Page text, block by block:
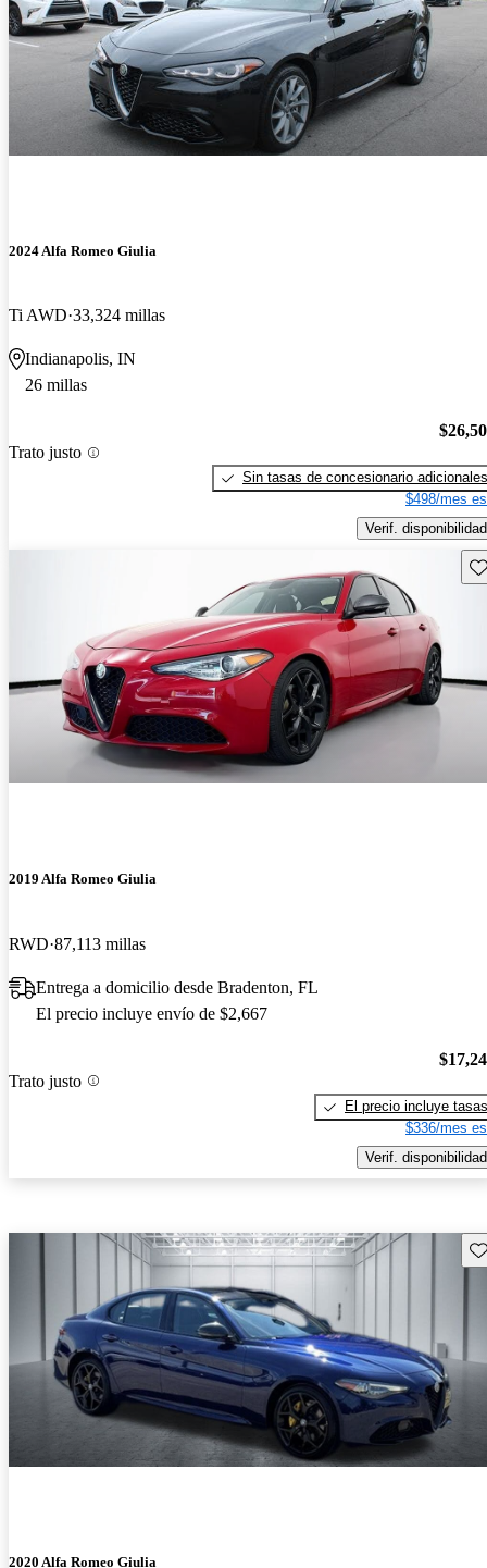
2024 Alfa Romeo Giulia
Ti AWD 33,324 millas
Indianapolis, IN
26 millas
Trato justo
Sin tasas de concesionario adicionales
$498/mes
Verif. disponibilidad
2019 Alfa Romeo Giulia
RWD 87,113 millas
Entrega a domicilio desde Bradenton, FL
El precio incluye envío de $2,667
Trato justo
El precio incluye tasas
$336/mes
Verif. disponibilidad
2020 Alfa Romeo Giulia